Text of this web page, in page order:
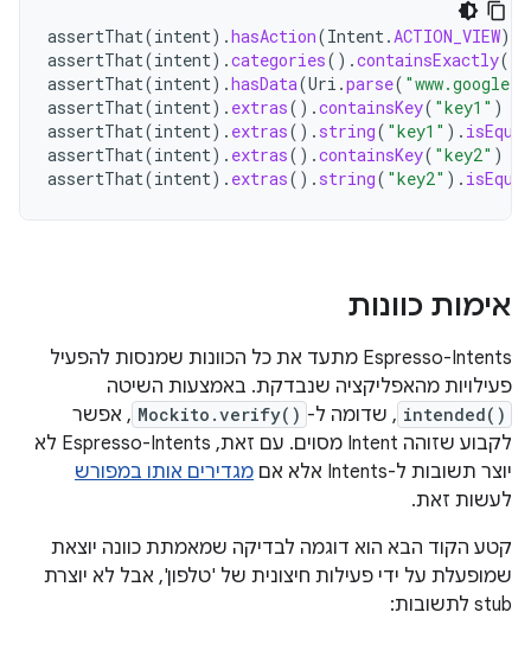
assertThat(intent).hasAction(Intent.ACTION_VIEW)
assertThat(intent).categories().containsExactly(
assertThat(intent).hasData(Uri .parse(
assertThat(intent). extras().containsKey( "key1" )
assertThat(intent). extras(). string( "key1" ).
assertThat(intent). extras().containsKey( "key2" )
assertThat(intent). extras(). string( "key2" ).
אימות כוונות
‫Espresso-Intents מתעד את כל הכוונות שמנסות להפעיל
פעילויות מהאפליקציה שנבדקת. באמצעות השיטה
intended() , שדומה ל- Mockito.verify() , אפשר
לקבוע שזוהה Intent מסוים. עם זאת, Espresso-Intents לא
יוצר תשובות ל-Intents אלא אם
מגדירים אותו במפורש
לעשות זאת.
קטע הקוד הבא הוא דוגמה לבדיקה שמאמתת כוונה יוצאת
שמופעלת על ידי פעילות חיצונית של 'טלפון', אבל לא יוצרת
stub לתשובות: